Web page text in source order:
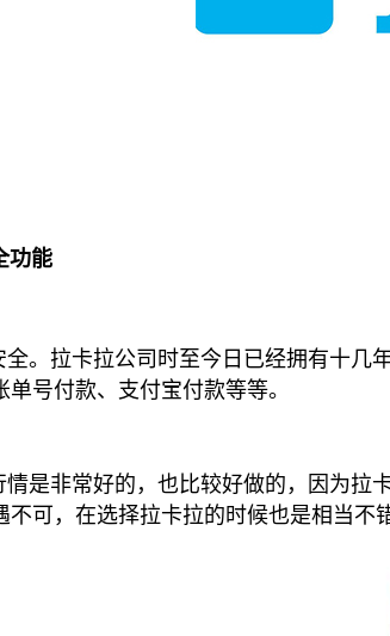
功能
拉卡拉公司时至今日已经拥有十几
号付款、支付宝付款等等。
非常好的，也比较好做的，因为拉
可，在选择拉卡拉的时候也是相当不